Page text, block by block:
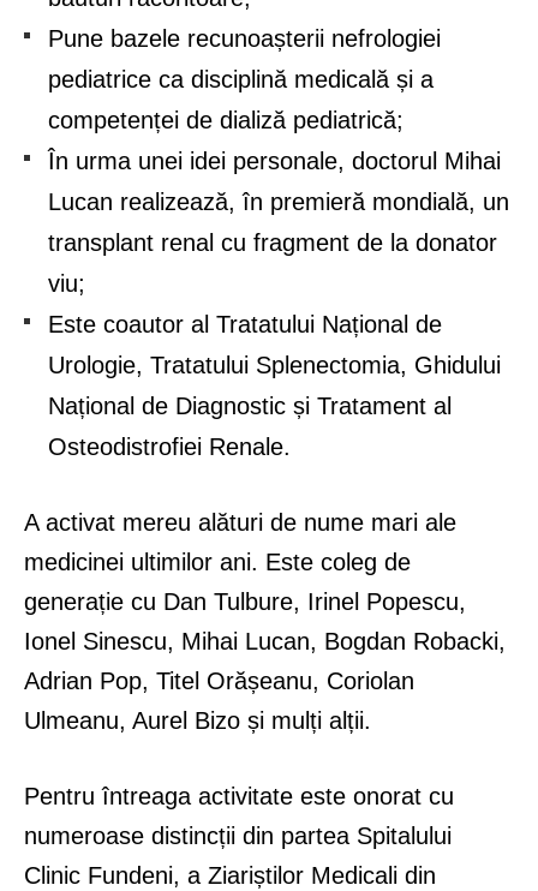
Pune bazele recunoașterii nefrologiei
pediatrice ca disciplină medicală și a
competenței de dializă pediatrică;
În urma unei idei personale, doctorul Mihai
Lucan realizează, în premieră mondială, un
transplant renal cu fragment de la donator
viu;
Este coautor al Tratatului Național de
Urologie, Tratatului Splenectomia, Ghidului
Național de Diagnostic și Tratament al
Osteodistrofiei Renale.
A activat mereu alături de nume mari ale
medicinei ultimilor ani. Este coleg de
generație cu Dan Tulbure, Irinel Popescu,
Ionel Sinescu, Mihai Lucan, Bogdan Robacki,
Adrian Pop, Titel Orășeanu, Coriolan
Ulmeanu, Aurel Bizo și mulți alții.
Pentru întreaga activitate este onorat cu
numeroase distincții din partea Spitalului
Clinic Fundeni, a Ziariștilor Medicali din